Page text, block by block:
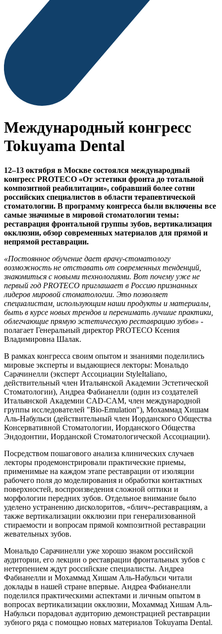
Международный конгресс
Tokuyama Dental
12–13 октября в Москве состоялся международный
конгресс PROTECO «От эстетики фронта до тотальной
композитной реабилитации», собравший более сотни
российских специалистов в области терапевтической
стоматологии. В программу конгресса были включены все
самые значимые в мировой стоматологии темы:
реставрация фронтальной группы зубов, вертикализация
окклюзии, обзор современных материалов для прямой и
непрямой реставрации.
«Постоянное обучение дает врачу-стоматологу
возможность не отставать от современных тенденций,
знакомиться с новыми технологиями. Вот почему уже не
первый год PROTECO приглашает в Россию признанных
лидеров мировой стоматологии. Это позволяет
специалистам, использующим наши продукты и материалы,
быть в курсе новых трендов и перенимать лучшие практики,
облегчающие прямую эстетическую реставрацию зубов» -
полагает Генеральный директор PROTECO Ксения
Владимировна Шалак.
В рамках конгресса своим опытом и знаниями поделились
мировые эксперты и выдающиеся лекторы: Мональдо
Сарачинелли (эксперт Ассоциации StyleItaliano,
действительный член Итальянской Академии Эстетической
Стоматологии), Андреа Фабианелли (один из создателей
Итальянской Академии CAD-CAM, член международной
группы исследователей "Bio-Emulation"), Мохаммад Хишам
Аль-Набульси (действительный член Иорданского Общества
Консервативной Стоматологии, Иорданского Общества
Эндодонтии, Иорданской Стоматологической Ассоциации).
Посредством пошагового анализа клинических случаев
лекторы продемонстрировали практические приемы,
применимые на каждом этапе реставрации от изоляции
рабочего поля до моделирования и обработки контактных
поверхностей, воспроизведения сложной оптики и
морфологии передних зубов. Отдельное внимание было
уделено устранению дисколоритов, «блич»-реставрациям, а
также вертикализации окклюзии при генерализованной
стираемости и вопросам прямой композитной реставрации
жевательных зубов.
Мональдо Сарачинелли уже хорошо знаком российской
аудитории, его лекции о реставрации фронтальных зубов с
нетерпением ждут российские специалисты. Андреа
Фабианелли и Мохаммад Хишам Аль-Набульси читали
доклады в нашей стране впервые. Андреа Фабианелли
поделился практическими аспектами и личным опытом в
вопросах вертикализации окклюзии, Мохаммад Хишам Аль-
Набульси порадовал аудиторию демонстрацией реставрации
зубного ряда с помощью новых материалов Tokuyama Dental.